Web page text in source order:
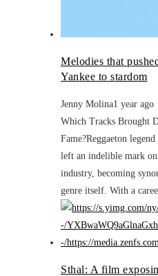
Melodies that
Yankee to stardom
Jenny Molina1 year ago
Which Tracks Brought
Fame?Reggaeton
left an indelible mark
industry, becoming
genre itself. With a
Sthal: A film